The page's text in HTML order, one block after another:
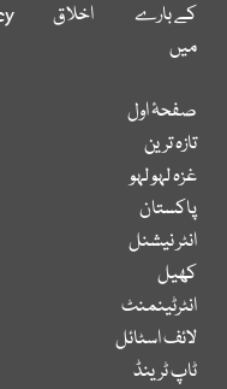
کے بارے
میں
اخلاق
صفحۂ اول
تازہ ترین
غزہ لہو لہو
پاکستان
انٹر نیشنل
کھیل
انٹرٹینمنٹ
لائف اسٹائل
ٹاپ ٹرینڈ